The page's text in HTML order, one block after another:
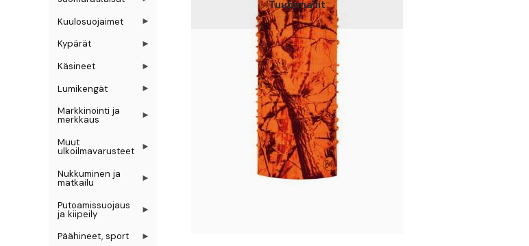
Tuubimallit
Kuulosuojaimet
Kypärät
Käsineet
Lumikengät
Markkinointi ja
merkkaus
Muut
ulkoilmavarusteet
Nukkuminen ja
matkailu
Putoamissuojaus
ja kiipeily
Päähineet, sport